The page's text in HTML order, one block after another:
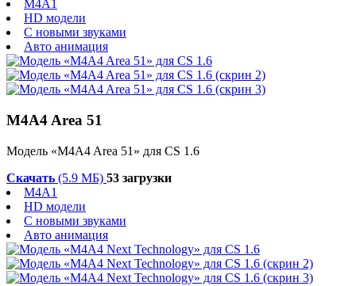
M4A1
HD модели
С новыми звуками
Авто анимация
M4A4 Area 51
Модель «M4A4 Area 51» для CS 1.6
Скачать (5.9 МБ) 53 загрузки
M4A1
HD модели
С новыми звуками
Авто анимация